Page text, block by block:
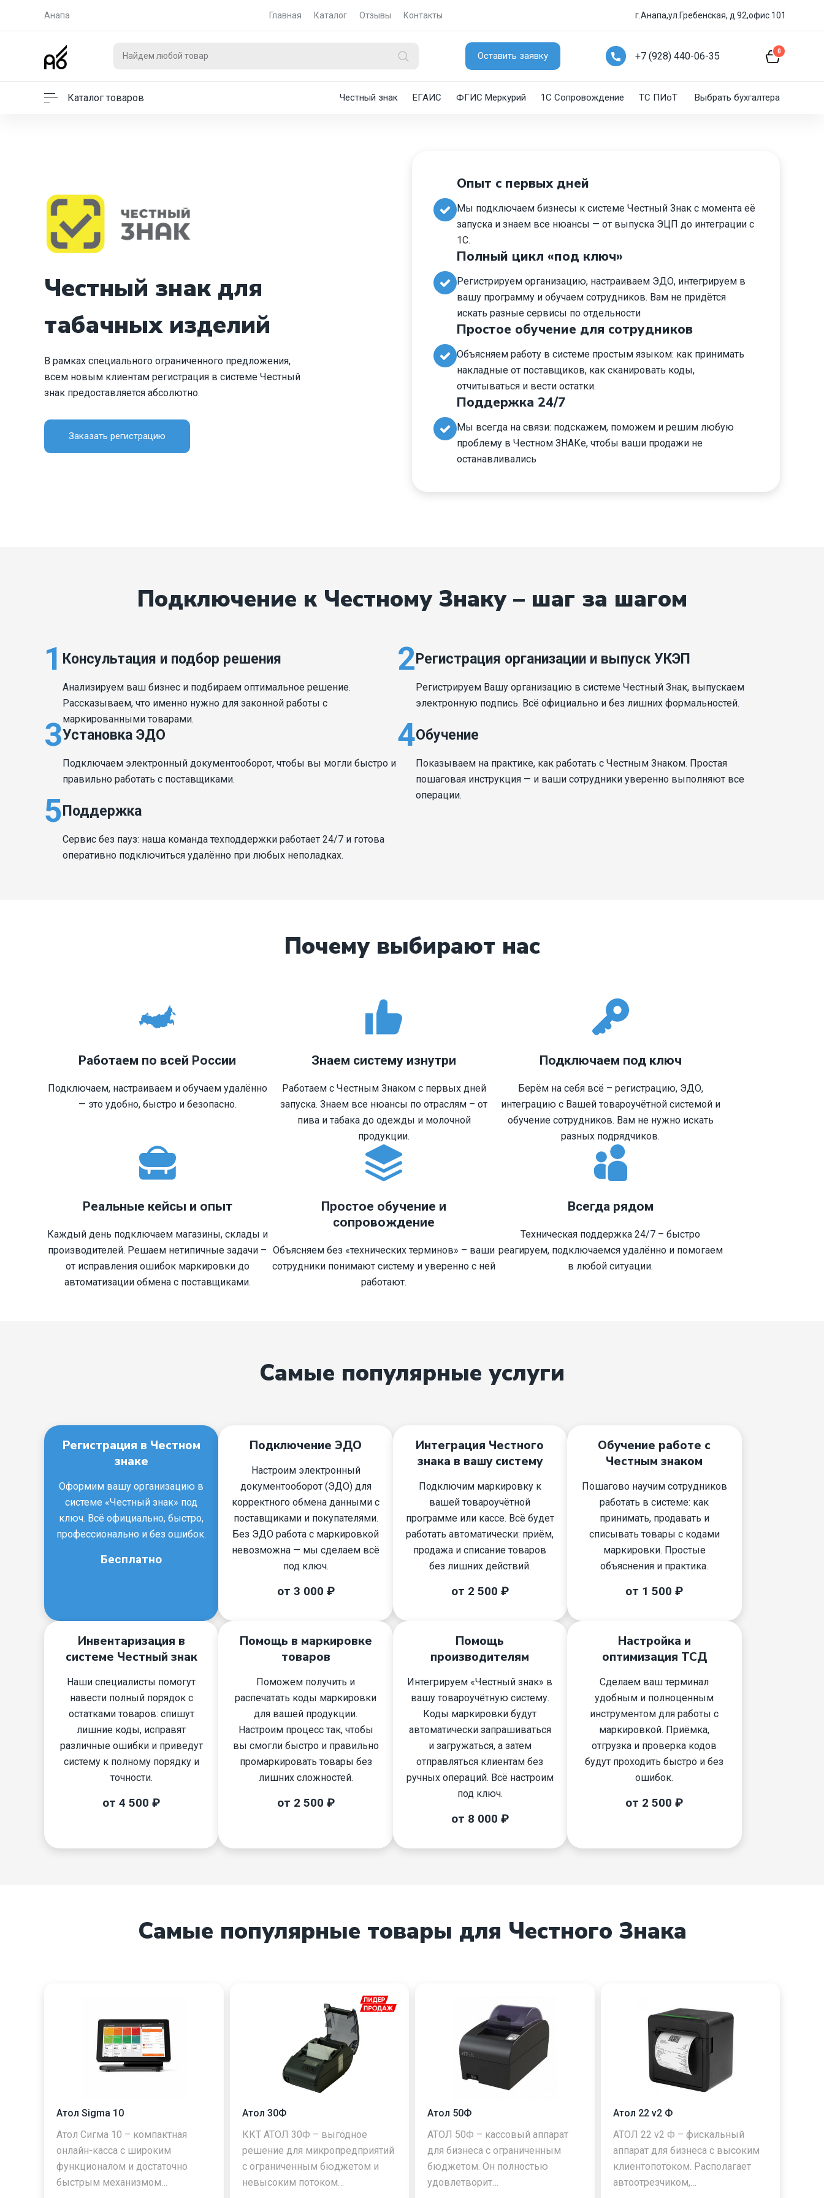
Анапа Главная Каталог Отзывы Контакты г.Анапа,ул.Гребенская, д.92,офис 101
Оставить заявку +7 (928) 440-06-35 0
Каталог товаров Честный знак ЕГАИС ФГИС Меркурий 1C Сопровождение ТС ПИоТ Выбрать бухгалтера
Честный знак для
табачных изделий
В рамках специального ограниченного предложения,
всем новым клиентам регистрация в системе Честный
знак предоставляется абсолютно.
Заказать регистрацию
Опыт с первых дней
Мы подключаем бизнесы к системе Честный Знак с момента её
запуска и знаем все нюансы — от выпуска ЭЦП до интеграции с
1С.
Полный цикл «под ключ»
Регистрируем организацию, настраиваем ЭДО, интегрируем в
вашу программу и обучаем сотрудников. Вам не придётся
искать разные сервисы по отдельности
Простое обучение для сотрудников
Объясняем работу в системе простым языком: как принимать
накладные от поставщиков, как сканировать коды,
отчитываться и вести остатки.
Поддержка 24/7
Мы всегда на связи: подскажем, поможем и решим любую
проблему в Честном ЗНАКе, чтобы ваши продажи не
останавливались
Подключение к Честному Знаку – шаг за шагом
1 Консультация и подбор решения
Анализируем ваш бизнес и подбираем оптимальное решение.
Рассказываем, что именно нужно для законной работы с
маркированными товарами.
2 Регистрация организации и выпуск УКЭП
Регистрируем Вашу организацию в системе Честный Знак, выпускаем
электронную подпись. Всё официально и без лишних формальностей.
3Установка ЭДО
Подключаем электронный документооборот, чтобы вы могли быстро и
правильно работать с поставщиками.
4Обучение
Показываем на практике, как работать с Честным Знаком. Простая
пошаговая инструкция — и ваши сотрудники уверенно выполняют все
операции.
5 Поддержка
Сервис без пауз: наша команда техподдержки работает 24/7 и готова
оперативно подключиться удалённо при любых неполадках.
Почему выбирают нас
Работаем по всей России
Подключаем, настраиваем и обучаем удалённо
— это удобно, быстро и безопасно.
Знаем систему изнутри
Работаем с Честным Знаком с первых дней
запуска. Знаем все нюансы по отраслям – от
пива и табака до одежды и молочной
продукции.
Подключаем под ключ
Берём на себя всё – регистрацию, ЭДО,
интеграцию с Вашей товароучётной системой и
обучение сотрудников. Вам не нужно искать
разных подрядчиков.
Реальные кейсы и опыт
Каждый день подключаем магазины, склады и
производителей. Решаем нетипичные задачи –
от исправления ошибок маркировки до
автоматизации обмена с поставщиками.
Простое обучение и
сопровождение
Объясняем без «технических терминов» – ваши
сотрудники понимают систему и уверенно с ней
работают.
Всегда рядом
Техническая поддержка 24/7 – быстро
реагируем, подключаемся удалённо и помогаем
в любой ситуации.
Самые популярные услуги
Регистрация в Честном
знаке
Оформим вашу организацию в
системе «Честный знак» под
ключ. Всё официально, быстро,
профессионально и без ошибок.
Бесплатно
Подключение ЭДО
Настроим электронный
документооборот (ЭДО) для
корректного обмена данными с
поставщиками и покупателями.
Без ЭДО работа с маркировкой
невозможна — мы сделаем всё
под ключ.
от 3 000 ₽
Интеграция Честного
знака в вашу систему
Подключим маркировку к
вашей товароучётной
программе или кассе. Всё будет
работать автоматически: приём,
продажа и списание товаров
без лишних действий.
от 2 500 ₽
Обучение работе с
Честным знаком
Пошагово научим сотрудников
работать в системе: как
принимать, продавать и
списывать товары с кодами
маркировки. Простые
объяснения и практика.
от 1 500 ₽
Инвентаризация в
системе Честный знак
Наши специалисты помогут
навести полный порядок с
остатками товаров: спишут
лишние коды, исправят
различные ошибки и приведут
систему к полному порядку и
точности.
от 4 500 ₽
Помощь в маркировке
товаров
Поможем получить и
распечатать коды маркировки
для вашей продукции.
Настроим процесс так, чтобы
вы смогли быстро и правильно
промаркировать товары без
лишних сложностей.
от 2 500 ₽
Помощь
производителям
Интегрируем «Честный знак» в
вашу товароучётную систему.
Коды маркировки будут
автоматически запрашиваться
и загружаться, а затем
отправляться клиентам без
ручных операций. Всё настроим
под ключ.
от 8 000 ₽
Настройка и
оптимизация ТСД
Сделаем ваш терминал
удобным и полноценным
инструментом для работы с
маркировкой. Приёмка,
отгрузка и проверка кодов
будут проходить быстро и без
ошибок.
от 2 500 ₽
Самые популярные товары для Честного Знака
Атол Sigma 10
Атол Сигма 10 – компактная
онлайн-касса с широким
функционалом и достаточно
быстрым механизмом…
Атол 30Ф
ККТ АТОЛ 30Ф – выгодное
решение для микропредприятий
с ограниченным бюджетом и
невысоким потоком…
Атол 50Ф
АТОЛ 50Ф – кассовый аппарат
для бизнеса с ограниченным
бюджетом. Он полностью
удовлетворит…
Атол 22 v2 Ф
АТОЛ 22 v2 Ф – фискальный
аппарат для бизнеса с высоким
клиентопотоком. Располагает
автоотрезчиком,…